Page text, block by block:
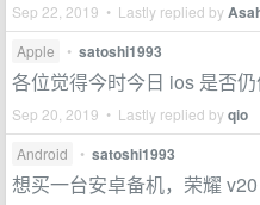
Sep 22, 2019 • Lastly replied by
Apple • satoshi1993
各位觉得今时今日 ios 是否仍
Sep 20, 2019 • Lastly replied byqio
Android • satoshi1993
想买一台安卓备机，荣耀